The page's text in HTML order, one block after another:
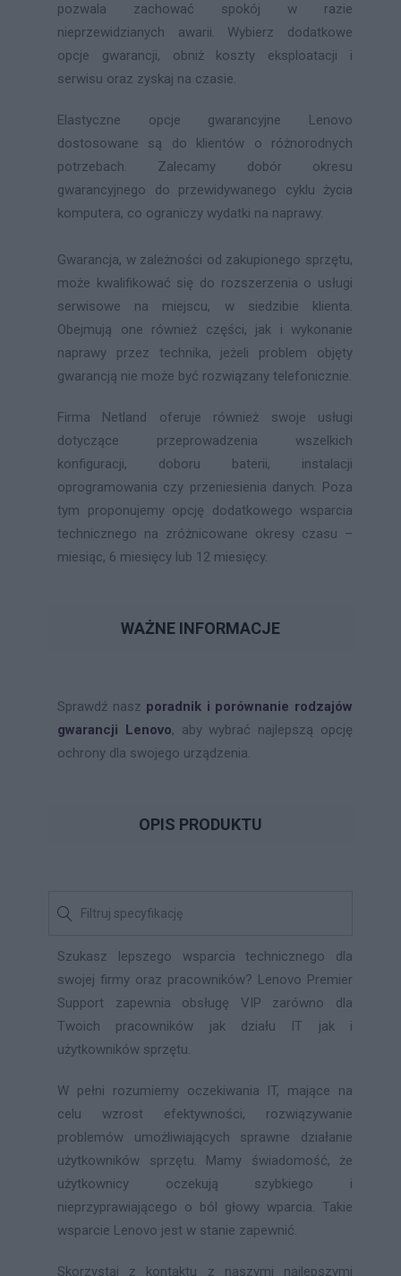
pozwala zachować spokój w razie
nieprzewidzianych awarii. Wybierz dodatkowe
opcje gwarancji, obniż koszty eksploatacji i
serwisu oraz zyskaj na czasie.
Elastyczne opcje gwarancyjne Lenovo
dostosowane są do klientów o różnorodnych
potrzebach. Zalecamy dobór okresu
gwarancyjnego do przewidywanego cyklu życia
komputera, co ograniczy wydatki na naprawy.
Gwarancja, w zależności od zakupionego sprzętu,
może kwalifikować się do rozszerzenia o usługi
serwisowe na miejscu, w siedzibie klienta.
Obejmują one również części, jak i wykonanie
naprawy przez technika, jeżeli problem objęty
gwarancją nie może być rozwiązany telefonicznie.
Firma Netland oferuje również swoje usługi
dotyczące przeprowadzenia wszelkich
konfiguracji, doboru baterii, instalacji
oprogramowania czy przeniesienia danych. Poza
tym proponujemy opcję dodatkowego wsparcia
technicznego na zróżnicowane okresy czasu –
miesiąc, 6 miesięcy lub 12 miesięcy.
WAŻNE INFORMACJE
Sprawdź nasz poradnik i porównanie rodzajów
gwarancji Lenovo, aby wybrać najlepszą opcję
ochrony dla swojego urządzenia.
OPIS PRODUKTU
Szukasz lepszego wsparcia technicznego dla
swojej firmy oraz pracowników? Lenovo Premier
Support zapewnia obsługę VIP zarówno dla
Twoich pracowników jak działu IT jak i
użytkowników sprzętu.
W pełni rozumiemy oczekiwania IT, mające na
celu wzrost efektywności, rozwiązywanie
problemów umożliwiających sprawne działanie
użytkowników sprzętu. Mamy świadomość, że
użytkownicy oczekują szybkiego i
nieprzyprawiającego o ból głowy wparcia. Takie
wsparcie Lenovo jest w stanie zapewnić.
Skorzystaj z kontaktu z naszymi najlepszymi